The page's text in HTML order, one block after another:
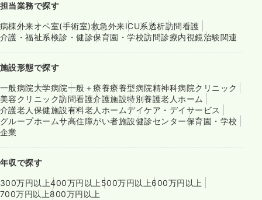
担当業務で探す
病棟外来オペ室(手術室)救急外来ICU系透析訪問看護
介護・福祉系検診・健診保育園・学校訪問診療内視鏡治験関連
施設形態で探す
一般病院大学病院一般＋療養療養型病院精神科病院クリニック
美容クリニック訪問看護介護施設特別養護老人ホーム
介護老人保健施設有料老人ホームデイケア・デイサービス
グループホームサ高住障がい者施設健診センター保育園・学校
企業
年収で探す
300万円以上400万円以上 500万円以上600万円以上
700万円以上800万円以上